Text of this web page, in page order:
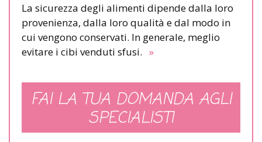
La sicurezza degli alimenti dipende dalla loro
provenienza, dalla loro qualità e dal modo in
cui vengono conservati. In generale, meglio
evitare i cibi venduti sfusi. »
FAI LA TUA DOMANDA AGLI
SPECIALISTI